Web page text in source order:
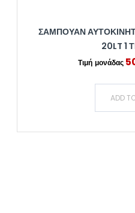
ΣΑΜΠΟΥΆΝ
20LT 1
ADD